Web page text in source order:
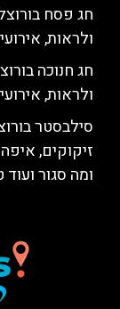
חג פסח
ולראות,
חג חנוכה
ולראות,
סילבסטר
זיקוקים,
ומה סגור